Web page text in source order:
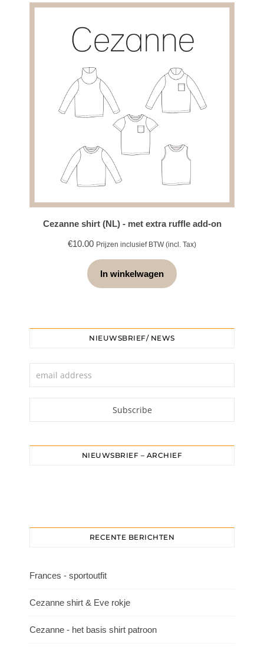
Cezanne shirt (NL) - met extra ruffle add-on
€10.00 Prijzen inclusief BTW (incl. Tax)
In winkelwagen
NIEUWSBRIEF/ NEWS
NIEUWSBRIEF – ARCHIEF
RECENTE BERICHTEN
Frances - sportoutfit
Cezanne shirt & Eve rokje
Cezanne - het basis shirt patroon